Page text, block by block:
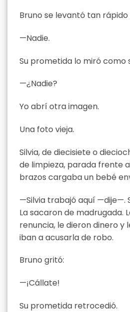
Bruno se levantó tan rápido
—Nadie.
Su prometida lo miró como
—¿Nadie?
Yo abrí otra imagen.
Una foto vieja.
Silvia, de diecisiete o
de limpieza, parada frente
brazos cargaba un bebé
—Silvia trabajó aquí —dije—.
La sacaron de madrugada.
renuncia, le dieron dinero y
iban a acusarla de robo.
Bruno gritó:
—¡Cállate!
Su prometida retrocedió.